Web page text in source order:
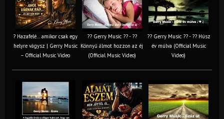
? Hazafelé… amikor csak egy
helyre vágysz | Gerry Music
– Official Music Video
?? Gerry Music ?? - ??
Könnyű álmot hozzon az éj
(Official Music Video)
?? Gerry Music ?? - ?? Húsz
év múlva (Official Music
Video)